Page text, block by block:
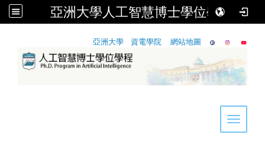
亞洲大學人工智慧博士學位學程
亞洲大學 資電學院 網站地圖
Toggle